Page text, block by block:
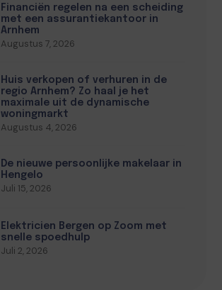
Financiën regelen na een scheiding
met een assurantiekantoor in
Arnhem
Augustus 7, 2026
Huis verkopen of verhuren in de
regio Arnhem? Zo haal je het
maximale uit de dynamische
woningmarkt
Augustus 4, 2026
De nieuwe persoonlijke makelaar in
Hengelo
Juli 15, 2026
Elektricien Bergen op Zoom met
snelle spoedhulp
Juli 2, 2026